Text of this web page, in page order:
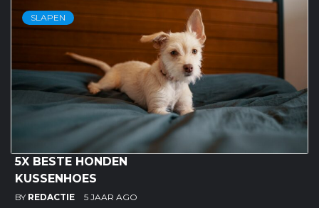
SLAPEN
5X BESTE HONDEN
KUSSENHOES
BY REDACTIE 5 JAAR AGO